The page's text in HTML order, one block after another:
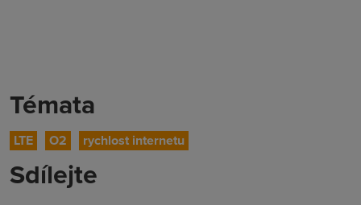
Témata
LTE O2 rychlost internetu
Sdílejte